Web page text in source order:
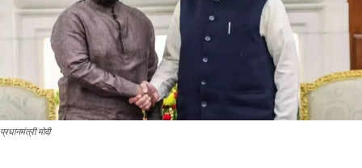
प्रधानमंत्री मोदी